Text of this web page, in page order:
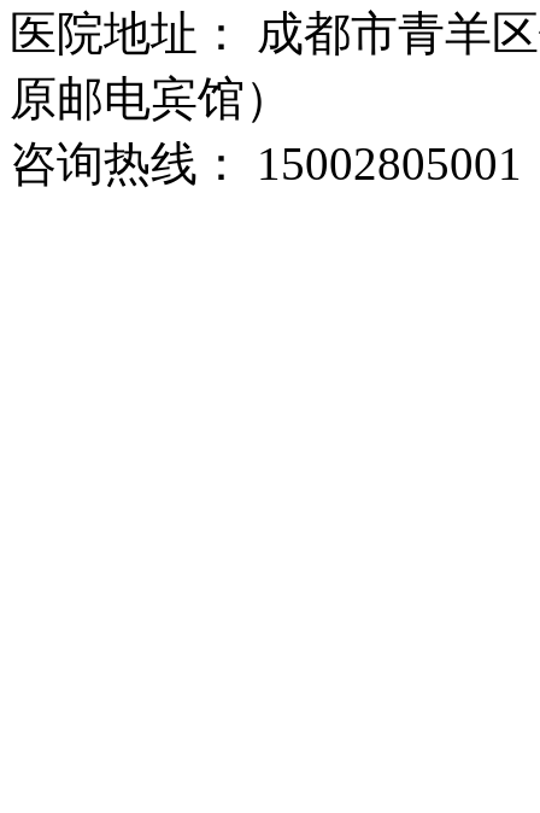
医院地址： 成都市青羊
原邮电宾馆）
咨询热线： 15002805001